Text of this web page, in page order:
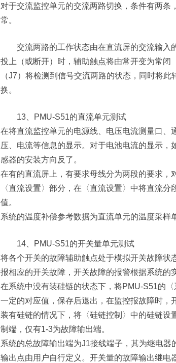
对于交流监控单元的交流两路切换，条件有两
常。
交流两路的工作状态由在直流屏的交流输入
投上（或断开）时，辅助触点将由常开变为常闭
（J7）将检测到信号交流两路的状态，同时将
换。
13、PMU-S51的直流单元测试
在将直流监控单元的电源线、电压电流测量口
压、电流等信息的显示。对于电池电流的显示
感器的安装方向反了。
在有的直流屏上，有要求母线分为两段的要求
〈直流设置〉部分，在〈直流设置〉中将直流
值。
系统的温度补偿参考数据为直流单元的温度采样
14、PMU-S51的开关量单元测试
将各个开关的故障辅助触点处于模拟开关故障
报相应的开关故障，开关故障的报警根据系统的
在系统中没有装硅链的状态下，将PMU-S51的
一定的对应值，保存后退出，在监控报故障时
装有硅链的情况下，将〈硅链控制〉中的硅链
制端，仅有1-3为故障输出端。
系统的总故障输出端为J1接线端子，其为继电
输出点由用户自行定义。开关量的故障输出继电